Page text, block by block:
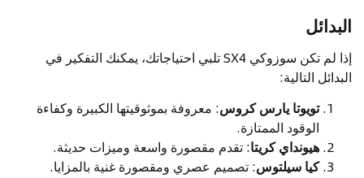
البدائل
إذا لم تكن سوزوكي SX4 تلبي احتياجاتك، يمكنك التفكير في
البدائل التالية:
تويوتا يارس كروس: معروفة بموثوقيتها الكبيرة وكفاءة
الوقود الممتازة.
هيونداي كريتا: تقدم مقصورة واسعة وميزات حديثة.
كيا سيلتوس: تصميم عصري ومقصورة غنية بالمزايا.